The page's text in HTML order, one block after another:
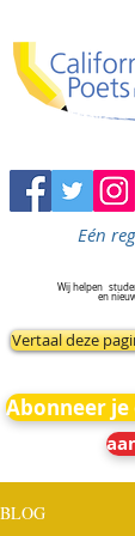
Eén
Wij helpen
en
Vertaal deze
Abonneer
BLOG